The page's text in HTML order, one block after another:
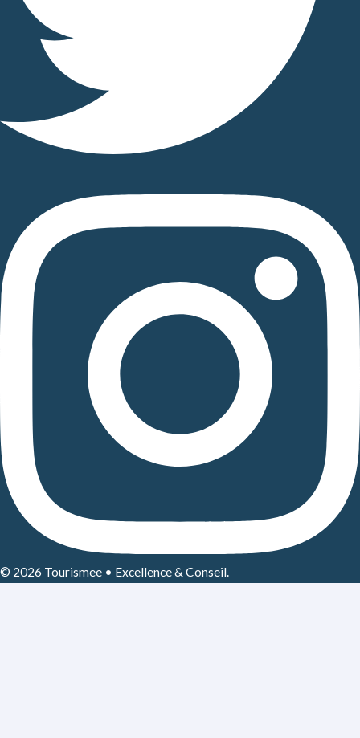
© 2026 Tourismee • Excellence & Conseil.